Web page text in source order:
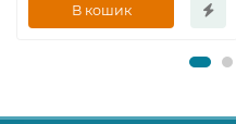
В кошик